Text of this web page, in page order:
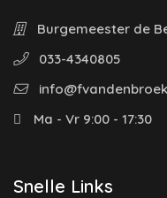
Burgemeester de
033-4340805
Ma - Vr 9:00 - 17:30
Snelle Links